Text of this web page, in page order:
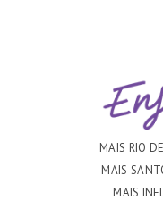
MAIS RIO
MAIS
MAIS